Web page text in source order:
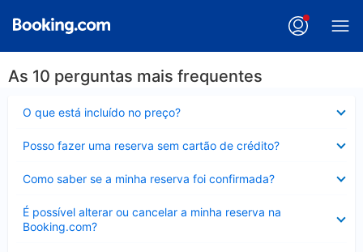
As 10 perguntas mais frequentes
O que está incluído no preço?
Posso fazer uma reserva sem cartão de crédito?
Como saber se a minha reserva foi confirmada?
É possível alterar ou cancelar a minha reserva na
Booking.com?
Contraído